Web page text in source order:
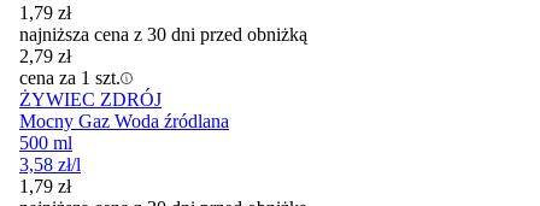
1,79 zł
najniższa cena z 30 dni przed obniżką
2,79 zł
cena za 1 szt.
ŻYWIEC ZDRÓJ
Mocny Gaz Woda źródlana
500 ml
3,58 zł/l
1,79 zł